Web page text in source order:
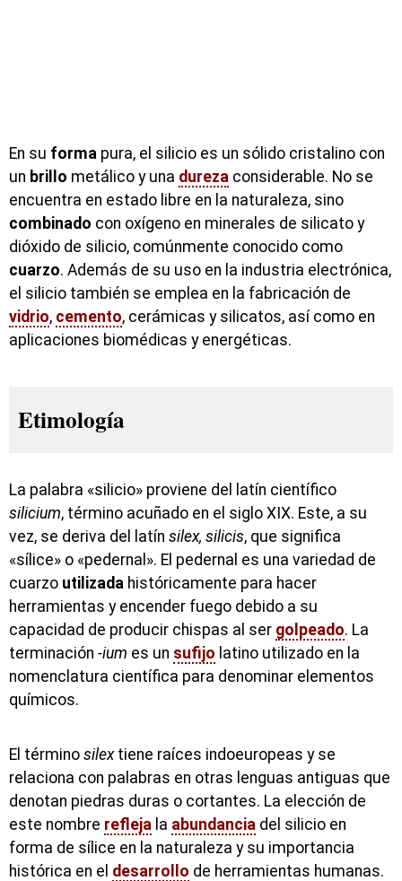
En su forma pura, el silicio es un sólido cristalino con
un brillo metálico y una dureza considerable. No se
encuentra en estado libre en la naturaleza, sino
combinado con oxígeno en minerales de silicato y
dióxido de silicio, comúnmente conocido como
cuarzo. Además de su uso en la industria electrónica,
el silicio también se emplea en la fabricación de
vidrio, cemento, cerámicas y silicatos, así como en
aplicaciones biomédicas y energéticas.
Etimología
La palabra «silicio» proviene del latín científico
silicium, término acuñado en el siglo XIX. Este, a su
vez, se deriva del latín silex, silicis, que significa
«sílice» o «pedernal». El pedernal es una variedad de
cuarzo utilizada históricamente para hacer
herramientas y encender fuego debido a su
capacidad de producir chispas al ser golpeado. La
terminación -ium es un sufijo latino utilizado en la
nomenclatura científica para denominar elementos
químicos.
El término silextiene raíces indoeuropeas y se
relaciona con palabras en otras lenguas antiguas que
denotan piedras duras o cortantes. La elección de
este nombre refleja la abundancia del silicio en
forma de sílice en la naturaleza y su importancia
histórica en el desarrollo de herramientas humanas.